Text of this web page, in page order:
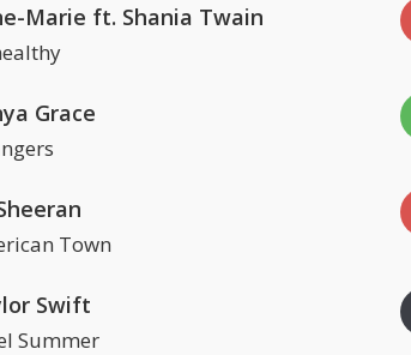
Marie ft. Shania Twain
Grace
Town
Swift
Summer